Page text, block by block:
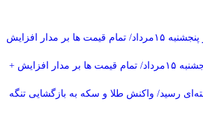
قیمت طلا و سکه امروز پنجشنبه ۱۵مرداد/ تمام قیمت ها بر مدار افزایش +
رسید/ واکنش طلا و سکه به بازگشایی تنگه